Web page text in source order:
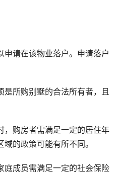
申请在该物业落户。申请落户
是所购别墅的合法所有者，且
，购房者需满足一定的居住年
的政策可能有所不同。
庭成员需满足一定的社会保险